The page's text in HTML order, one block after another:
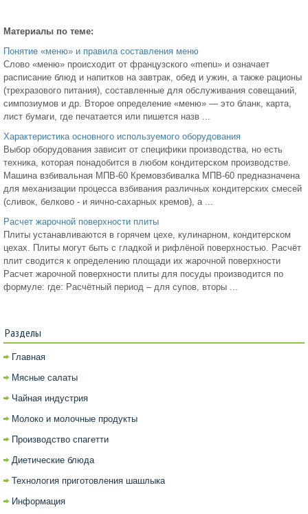
Материалы по теме:
Понятие «меню» и правила составления меню
Слово «меню» происходит от французского «menu» и означает
расписание блюд и напитков на завтрак, обед и ужин, а также рационы
(трехразового питания), составленные для обслуживания совещаний,
симпозиумов и др. Второе определение «меню» — это бланк, карта,
лист бумаги, где печатается или пишется назв ...
Характеристика основного используемого оборудования
Выбор оборудования зависит от специфики производства, но есть
техника, которая понадобится в любом кондитерском производстве.
Машина взбивальная МПВ-60 Кремовзбивалка МПВ-60 предназначена
для механизации процесса взбивания различных кондитерских смесей
(сливок, белково - и яично-сахарных кремов), а ...
Расчет жарочной поверхности плиты
Плиты устанавливаются в горячем цехе, кулинарном, кондитерском
цехах. Плиты могут быть с гладкой и рифлёной поверхностью. Расчёт
плит сводится к определению площади их жарочной поверхности
Расчет жарочной поверхности плиты для посуды производится по
формуле: где: Расчётный период – для супов, вторы ...
Разделы
Главная
Мясные салаты
Чайная индустрия
Молоко и молочные продукты
Производство спагетти
Диетические блюда
Технология приготовления шашлыка
Информация